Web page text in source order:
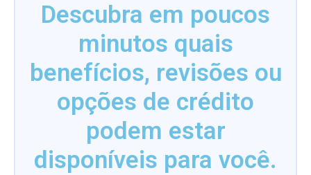
Descubra em poucos
minutos quais
benefícios, revisões ou
opções de crédito
podem estar
disponíveis para você.